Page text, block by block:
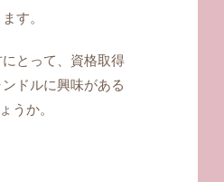
す。
とって、資格取得
ドルに興味がある
うか。